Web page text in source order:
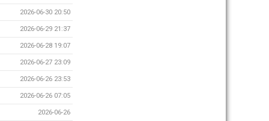
2026-06-30 20:50
2026-06-29 21:37
2026-06-28 19:07
2026-06-27 23:09
2026-06-26 23:53
2026-06-26 07:05
2026-06-26